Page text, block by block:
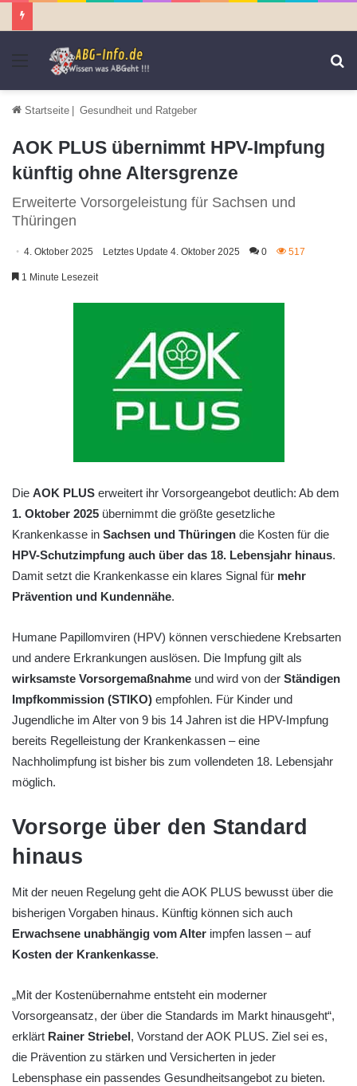
Menü
Startseite | Gesundheit und Ratgeber
AOK PLUS übernimmt HPV-Impfung
künftig ohne Altersgrenze
Erweiterte Vorsorgeleistung für Sachsen und
Thüringen
4. Oktober 2025 Letztes Update 4. Oktober 2025 0 517
1 Minute Lesezeit
Die AOK PLUS erweitert ihr Vorsorgeangebot deutlich: Ab dem
1. Oktober 2025 übernimmt die größte gesetzliche
Krankenkasse in Sachsen und Thüringen die Kosten für die
HPV-Schutzimpfung auch über das 18. Lebensjahr hinaus.
Damit setzt die Krankenkasse ein klares Signal für mehr
Prävention und Kundennähe.
Humane Papillomviren (HPV) können verschiedene Krebsarten
und andere Erkrankungen auslösen. Die Impfung gilt als
wirksamste Vorsorgemaßnahme und wird von der Ständigen
Impfkommission (STIKO) empfohlen. Für Kinder und
Jugendliche im Alter von 9 bis 14 Jahren ist die HPV-Impfung
bereits Regelleistung der Krankenkassen – eine
Nachholimpfung ist bisher bis zum vollendeten 18. Lebensjahr
möglich.
Vorsorge über den Standard
hinaus
Mit der neuen Regelung geht die AOK PLUS bewusst über die
bisherigen Vorgaben hinaus. Künftig können sich auch
Erwachsene unabhängig vom Alter impfen lassen – auf
Kosten der Krankenkasse.
„Mit der Kostenübernahme entsteht ein moderner
Vorsorgeansatz, der über die Standards im Markt hinausgeht“,
erklärt Rainer Striebel , Vorstand der AOK PLUS. Ziel sei es,
die Prävention zu stärken und Versicherten in jeder
Lebensphase ein passendes Gesundheitsangebot zu bieten.